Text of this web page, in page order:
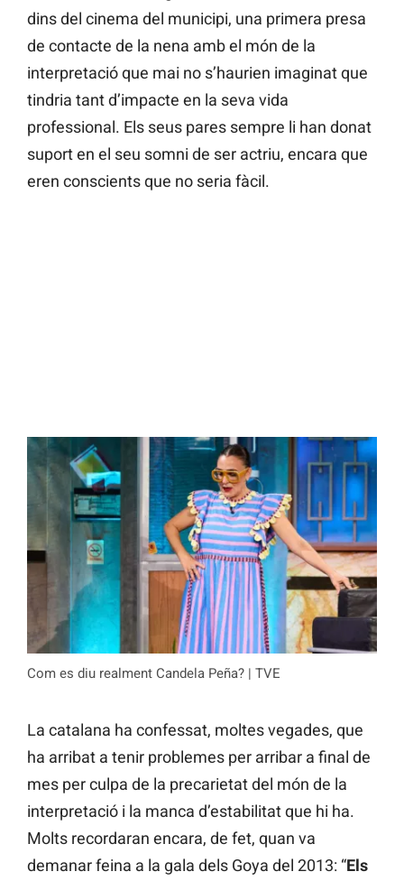
dins del cinema del municipi, una primera presa
de contacte de la nena amb el món de la
interpretació que mai no s’haurien imaginat que
tindria tant d’impacte en la seva vida
professional. Els seus pares sempre li han donat
suport en el seu somni de ser actriu, encara que
eren conscients que no seria fàcil.
Com es diu realment Candela Peña? | TVE
La catalana ha confessat, moltes vegades, que
ha arribat a tenir problemes per arribar a final de
mes per culpa de la precarietat del món de la
interpretació i la manca d’estabilitat que hi ha.
Molts recordaran encara, de fet, quan va
demanar feina a la gala dels Goya del 2013: “Els